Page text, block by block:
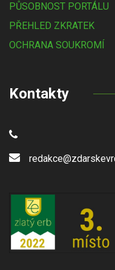
PŮSOBNOST PORTÁLU
PŘEHLED ZKRATEK
OCHRANA SOUKROMÍ
Kontakty